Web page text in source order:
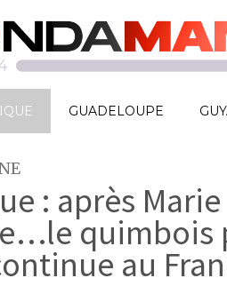
GUADELOUPE
: après
quimbois
au